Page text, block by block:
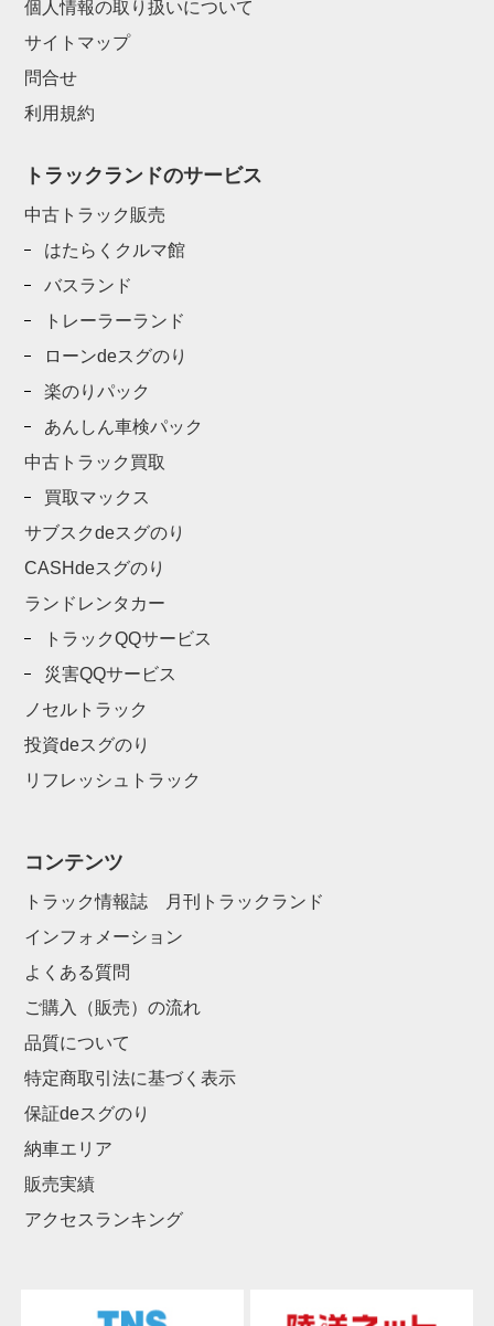
個人情報の取り扱いについて
サイトマップ
問合せ
利用規約
トラックランドのサービス
中古トラック販売
はたらくクルマ館
バスランド
トレーラーランド
ローンdeスグのり
楽のりパック
あんしん車検パック
中古トラック買取
買取マックス
サブスクdeスグのり
CASHdeスグのり
ランドレンタカー
トラックQQサービス
災害QQサービス
ノセルトラック
投資deスグのり
リフレッシュトラック
コンテンツ
トラック情報誌 月刊トラックランド
インフォメーション
よくある質問
ご購入（販売）の流れ
品質について
特定商取引法に基づく表示
保証deスグのり
納車エリア
販売実績
アクセスランキング